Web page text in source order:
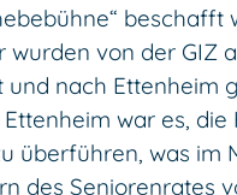
beschafft
wurden von der GIZ
und nach Ettenheim
war es,
überführen, was im
des Seniorenrates